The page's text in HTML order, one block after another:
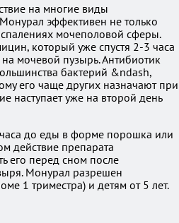
на многие виды
эффективен не только
мочеполовой сферы.
который уже спустя 2-3 часа
мочевой пузырь. Антибиотик
бактерий &ndash,
его чаще других назначают при
наступает уже на второй день
до еды в форме порошка или
действие препарата
его перед сном после
Монурал разрешен
1 триместра) и детям от 5 лет.